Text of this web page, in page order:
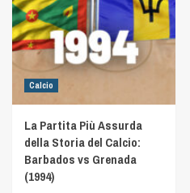
Calcio
La Partita Più Assurda
della Storia del Calcio:
Barbados vs Grenada
(1994)